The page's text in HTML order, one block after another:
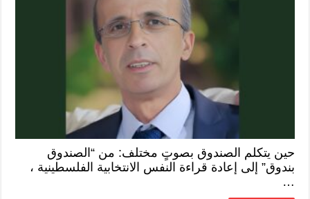
حين يتكلم الصندوق بصوتٍ مختلف: من “الصندوق
بندوق” إلى إعادة قراءة النفس الانتخابية الفلسطينية ،
…